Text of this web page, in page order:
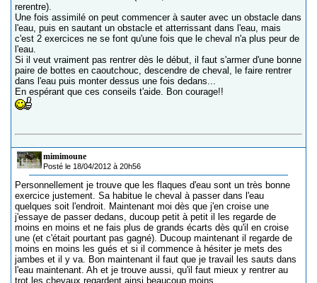
rerentre).
Une fois assimilé on peut commencer à sauter avec un obstacle dans
l'eau, puis en sautant un obstacle et atterrissant dans l'eau, mais
c'est 2 exercices ne se font qu'une fois que le cheval n'a plus peur de
l'eau.
Si il veut vraiment pas rentrer dès le début, il faut s'armer d'une bonne
paire de bottes en caoutchouc, descendre de cheval, le faire rentrer
dans l'eau puis monter dessus une fois dedans...
En espérant que ces conseils t'aide. Bon courage!!
mimimoune
Posté le 18/04/2012 à 20h56
Personnellement je trouve que les flaques d'eau sont un très bonne
exercice justement. Sa habitue le cheval à passer dans l'eau
quelques soit l'endroit. Maintenant moi dès que j'en croise une
j'essaye de passer dedans, ducoup petit à petit il les regarde de
moins en moins et ne fais plus de grands écarts dès qu'il en croise
une (et c'était pourtant pas gagné). Ducoup maintenant il regarde de
moins en moins les gués et si il commence à hésiter je mets des
jambes et il y va. Bon maintenant il faut que je travail les sauts dans
l'eau maintenant. Ah et je trouve aussi, qu'il faut mieux y rentrer au
trot les chevaux regardent ainsi beaucoup moins.